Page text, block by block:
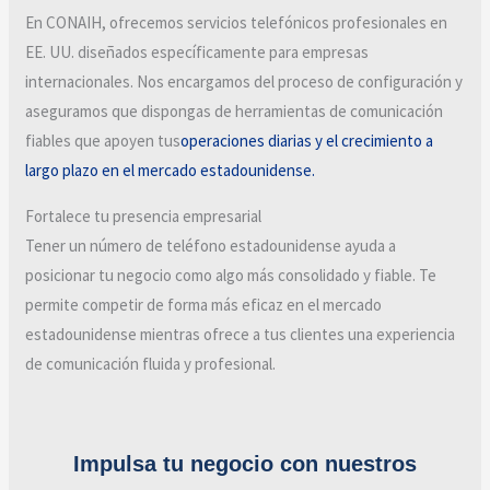
En CONAIH, ofrecemos servicios telefónicos profesionales en
EE. UU. diseñados específicamente para empresas
internacionales. Nos encargamos del proceso de configuración y
aseguramos que dispongas de herramientas de comunicación
fiables que apoyen tusoperaciones diarias y el crecimiento a
largo plazo en el mercado estadounidense.
Fortalece tu presencia empresarial
Tener un número de teléfono estadounidense ayuda a
posicionar tu negocio como algo más consolidado y fiable. Te
permite competir de forma más eficaz en el mercado
estadounidense mientras ofrece a tus clientes una experiencia
de comunicación fluida y profesional.
Impulsa tu negocio con nuestros